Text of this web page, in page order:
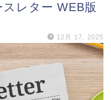
レター WEB版
12月 17, 2025